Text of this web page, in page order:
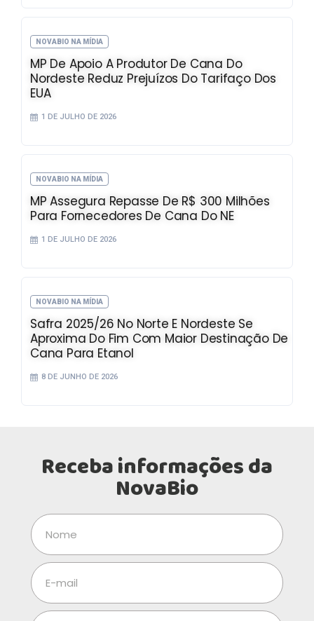
NOVABIO NA MÍDIA
MP De Apoio A Produtor De Cana Do
Nordeste Reduz Prejuízos Do Tarifaço Dos
EUA
1 DE JULHO DE 2026
NOVABIO NA MÍDIA
MP Assegura Repasse De R$ 300 Milhões
Para Fornecedores De Cana Do NE
1 DE JULHO DE 2026
NOVABIO NA MÍDIA
Safra 2025/26 No Norte E Nordeste Se
Aproxima Do Fim Com Maior Destinação De
Cana Para Etanol
8 DE JUNHO DE 2026
Receba informações da
NovaBio